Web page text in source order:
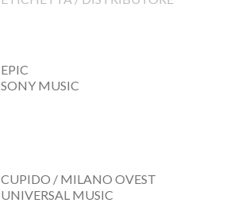
EPIC
SONY MUSIC
CUPIDO / MILANO OVEST
UNIVERSAL MUSIC